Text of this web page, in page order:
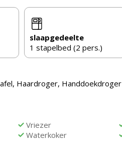
slaapgedeelte
1 stapelbed (2 pers.)
Haardroger, Handdoekdroger
Vriezer
Waterkoker